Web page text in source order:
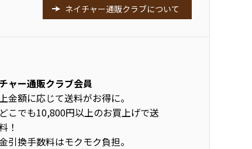
ネイチャー通販クラブについて
ャー通販クラブ会員
金額に応じて送料がお得に。
こでも10,800円以上のお買上げで送
！
引換手数料はモクモク負担。